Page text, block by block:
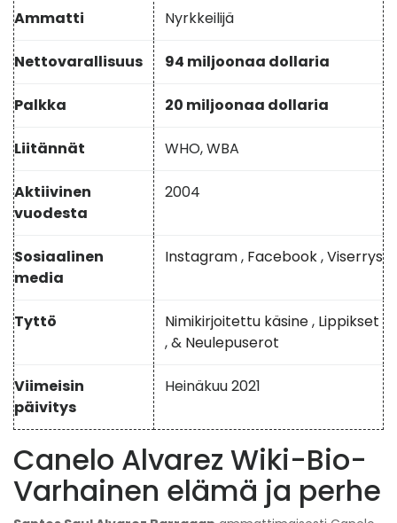
Ammatti Nyrkkeilijä
Nettovarallisuus 94 miljoonaa dollaria
Palkka 20 miljoonaa dollaria
Liitännät WHO, WBA
Aktiivinen
vuodesta
2004
Sosiaalinen
media
Instagram, Facebook,Viserrys
Tyttö Nimikirjoitettu käsine, Lippikset
, & Neulepuserot
Viimeisin
päivitys
Heinäkuu 2021
Canelo Alvarez Wiki-Bio-
Varhainen elämä ja perhe